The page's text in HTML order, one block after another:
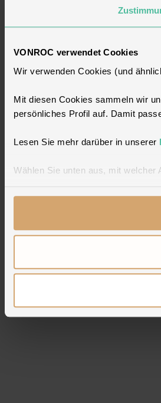
VONROC verwendet Cookies
Wir verwenden Cookies (und
Mit diesen Cookies sammeln wir
persönliches Profil auf. Damit
Lesen Sie mehr darüber in unserer
Wählen Sie unten aus, mit